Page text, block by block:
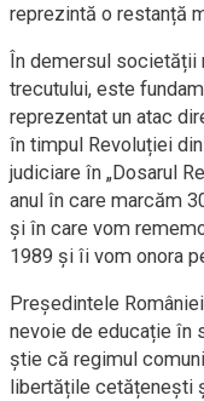
reprezintă o restanță
În demersul societății
trecutului, este
reprezentat un atac
în timpul Revoluției
judiciare în „Dosarul
anul în care marcăm
și în care vom
1989 și îi vom onora
Președintele
nevoie de educație în
știe că regimul
libertățile cetățenești